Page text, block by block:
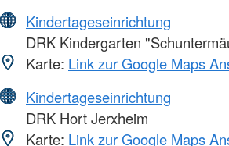
Kindertageseinrichtung
DRK Kindergarten
Karte: Link zur Google Maps
Kindertageseinrichtung
DRK Hort Jerxheim
Karte: Link zur Google Maps